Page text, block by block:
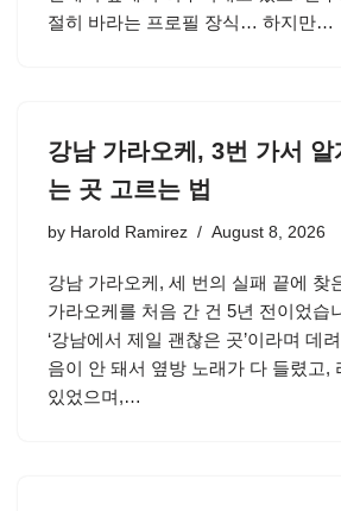
절히 바라는 프로필 장식… 하지만…
강남 가라오케, 3번 가서
는 곳 고르는 법
by Harold Ramirez August 8, 2026
강남 가라오케, 세 번의 실패 끝에 찾
가라오케를 처음 간 건 5년 전이었습
‘강남에서 제일 괜찮은 곳’이라며 데
음이 안 돼서 옆방 노래가 다 들렸고,
있었으며,…